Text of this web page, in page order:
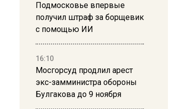
Подмосковье впервые
получил штраф за борщевик
с помощью ИИ
16:10
Мосгорсуд продлил арест
экс-замминистра обороны
Булгакова до 9 ноября